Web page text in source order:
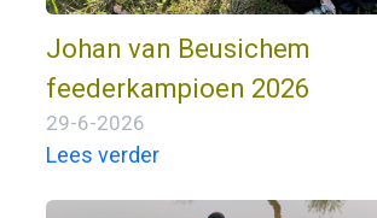
Johan van Beusichem
feederkampioen 2026
29-6-2026
Lees verder